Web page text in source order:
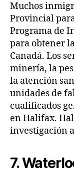
Muchos
Provincial
Programa de
para obtener
Canadá. Los
minería, la
la atención
unidades de
cualificados
en Halifax.
investigación
7.